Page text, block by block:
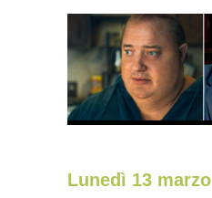
Lunedì 13 marzo